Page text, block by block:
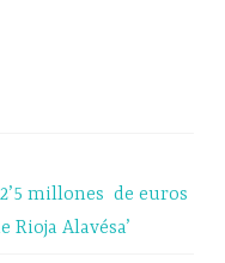
millones de euros
Alavésa’